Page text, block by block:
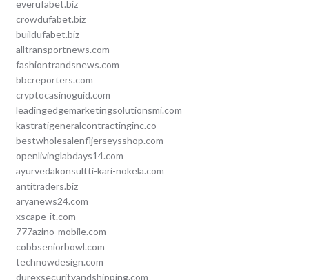
everufabet.biz
crowdufabet.biz
buildufabet.biz
alltransportnews.com
fashiontrandsnews.com
bbcreporters.com
cryptocasinoguid.com
leadingedgemarketingsolutionsmi.com
kastratigeneralcontractinginc.co
bestwholesalenfljerseysshop.com
openlivinglabdays14.com
ayurvedakonsultti-kari-nokela.com
antitraders.biz
aryanews24.com
xscape-it.com
777azino-mobile.com
cobbseniorbowl.com
technowdesign.com
durexsecurityandshipping.com